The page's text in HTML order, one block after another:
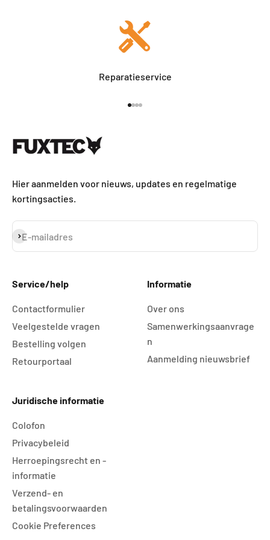
Reparatieservice
Hier aanmelden voor nieuws, updates en regelmatige
kortingsacties.
E-mailadres
Abonneren
Service/help
Contactformulier
Veelgestelde vragen
Bestelling volgen
Retourportaal
Informatie
Over ons
Samenwerkingsaanvrage
n
Aanmelding nieuwsbrief
Juridische informatie
Colofon
Privacybeleid
Herroepingsrecht en -
informatie
Verzend- en
betalingsvoorwaarden
Cookie Preferences